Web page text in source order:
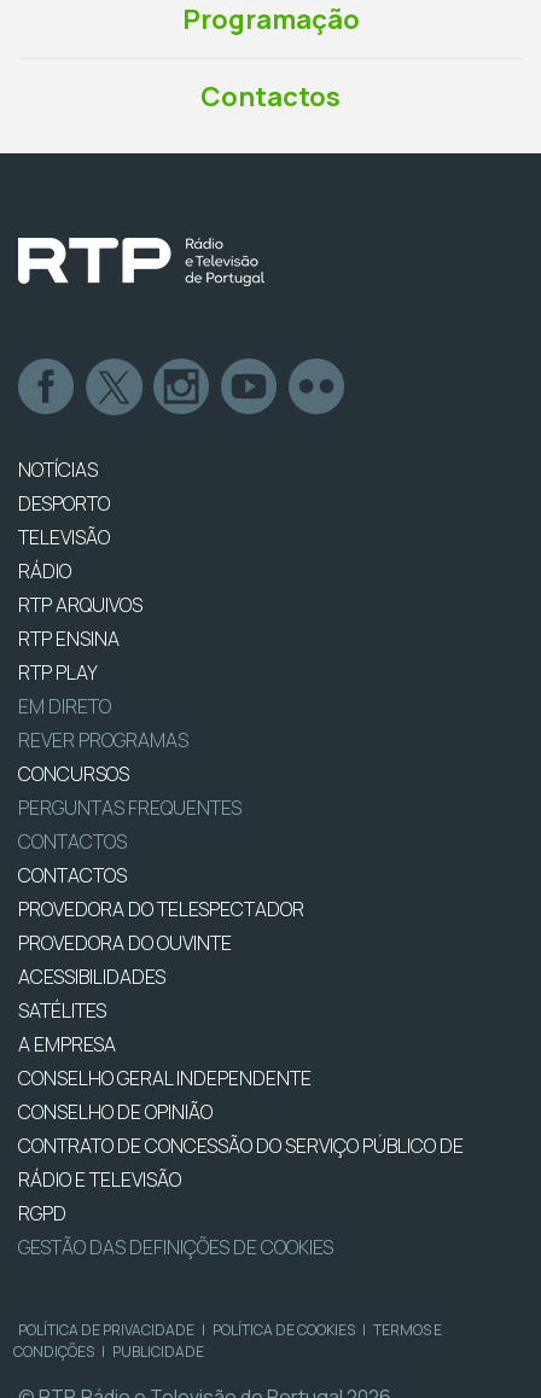
Programação
Contactos
NOTÍCIAS
DESPORTO
TELEVISÃO
RÁDIO
RTP ARQUIVOS
RTP ENSINA
RTP PLAY
EM DIRETO
REVER PROGRAMAS
CONCURSOS
PERGUNTAS FREQUENTES
CONTACTOS
CONTACTOS
PROVEDORA DO TELESPECTADOR
PROVEDORA DO OUVINTE
ACESSIBILIDADES
SATÉLITES
A EMPRESA
CONSELHO GERAL INDEPENDENTE
CONSELHO DE OPINIÃO
CONTRATO DE CONCESSÃO DO SERVIÇO PÚBLICO DE
RÁDIO E TELEVISÃO
RGPD
GESTÃO DAS DEFINIÇÕES DE COOKIES
POLÍTICA DE PRIVACIDADE | POLÍTICA DE COOKIES | TERMOS E
CONDIÇÕES | PUBLICIDADE